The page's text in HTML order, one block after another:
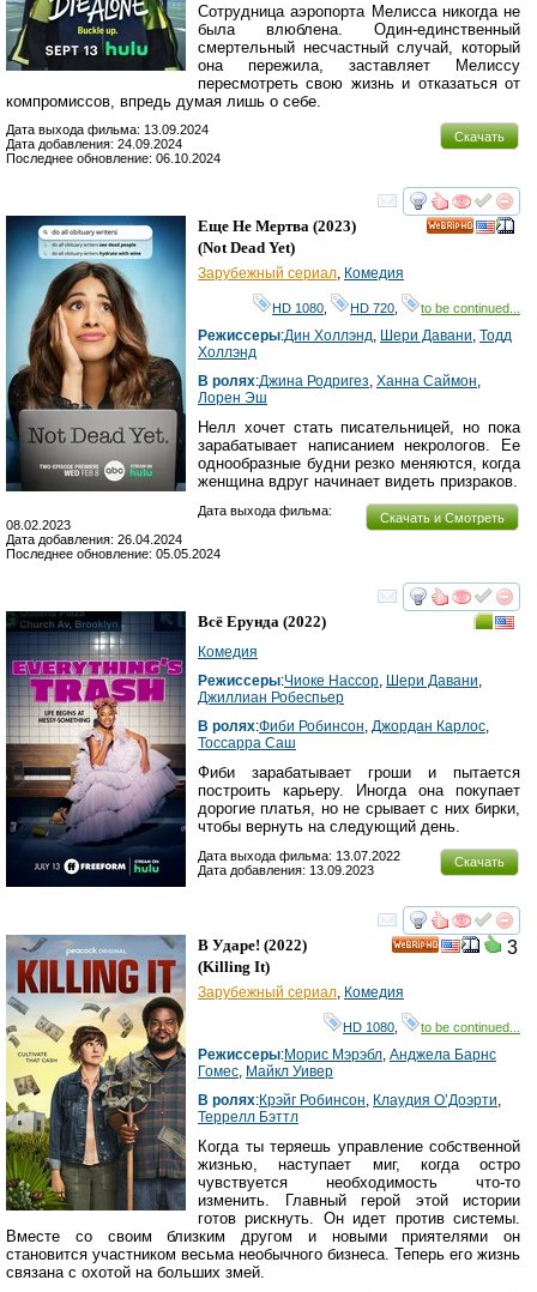
Сотрудница аэропорта Мелисса никогда не
была влюблена. Один-единственный
смертельный несчастный случай, который
она пережила, заставляет Мелиссу
пересмотреть свою жизнь и отказаться от
компромиссов, впредь думая лишь о себе.
Скачать
Дата выхода фильма: 13.09.2024
Дата добавления: 24.09.2024
Последнее обновление: 06.10.2024
смотреть
Еще Не Мертва (2023)
(Not Dead Yet)
Зарубежный сериал, Комедия
HD 1080, HD 720, to be continued...
Режиссеры:Дин Холлэнд, Шери Давани, Тодд
Холлэнд
В ролях:Джина Родригез, Ханна Саймон,
Лорен Эш
Нелл хочет стать писательницей, но пока
зарабатывает написанием некрологов. Ее
однообразные будни резко меняются, когда
женщина вдруг начинает видеть призраков.
Скачать и Смотреть
Дата выхода фильма:
08.02.2023
Дата добавления: 26.04.2024
Последнее обновление: 05.05.2024
смотреть
Всё Ерунда (2022)
Комедия
Режиссеры:Чиоке Нассор, Шери Давани,
Джиллиан Робеспьер
В ролях:Фиби Робинсон, Джордан Карлос,
Тоccарра Cаш
Фиби зарабатывает гроши и пытается
построить карьеру. Иногда она покупает
дорогие платья, но не срывает с них бирки,
чтобы вернуть на следующий день.
Скачать
Дата выхода фильма: 13.07.2022
Дата добавления: 13.09.2023
смотреть
3
В Ударе! (2022)
(Killing It)
Зарубежный сериал, Комедия
HD 1080 to be continued...
Режиссеры:Морис Мэрэбл, Анджела Барнс
Гомес, Майкл Уивер
В ролях:Крэйг Робинсон, Клаудия О’Доэрти,
Террелл Бэттл
Когда ты теряешь управление собственной
жизнью, наступает миг, когда остро
чувствуется необходимость что-то
изменить. Главный герой этой истории
готов рискнуть. Он идет против системы.
Вместе со своим близким другом и новыми приятелями он
становится участником весьма необычного бизнеса. Теперь его жизнь
связана с охотой на больших змей.